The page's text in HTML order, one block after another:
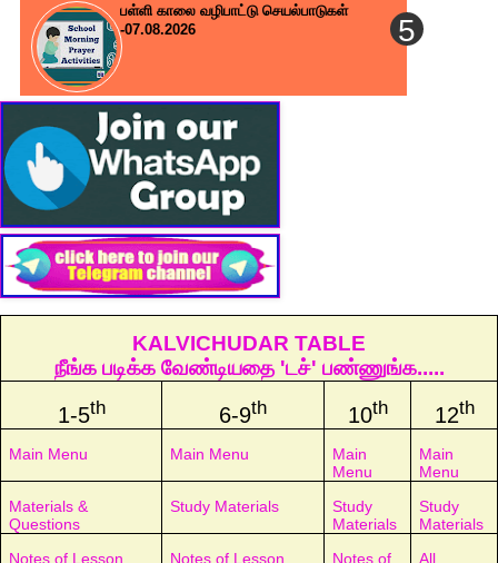
பள்ளி காலை வழிபாட்டு செயல்பாடுகள்
-07.08.2026
KALVICHUDAR TABLE
நீங்க படிக்க வேண்டியதை 'டச்' பண்ணுங்க.....
1-5th 6-9th 10th 12th
Main Menu Main Menu
Main
Menu
Main
Menu
Materials &
Questions
Study Materials
Study
Materials
Study
Materials
Notes of Lesson
Notes of Lesson Notes of All